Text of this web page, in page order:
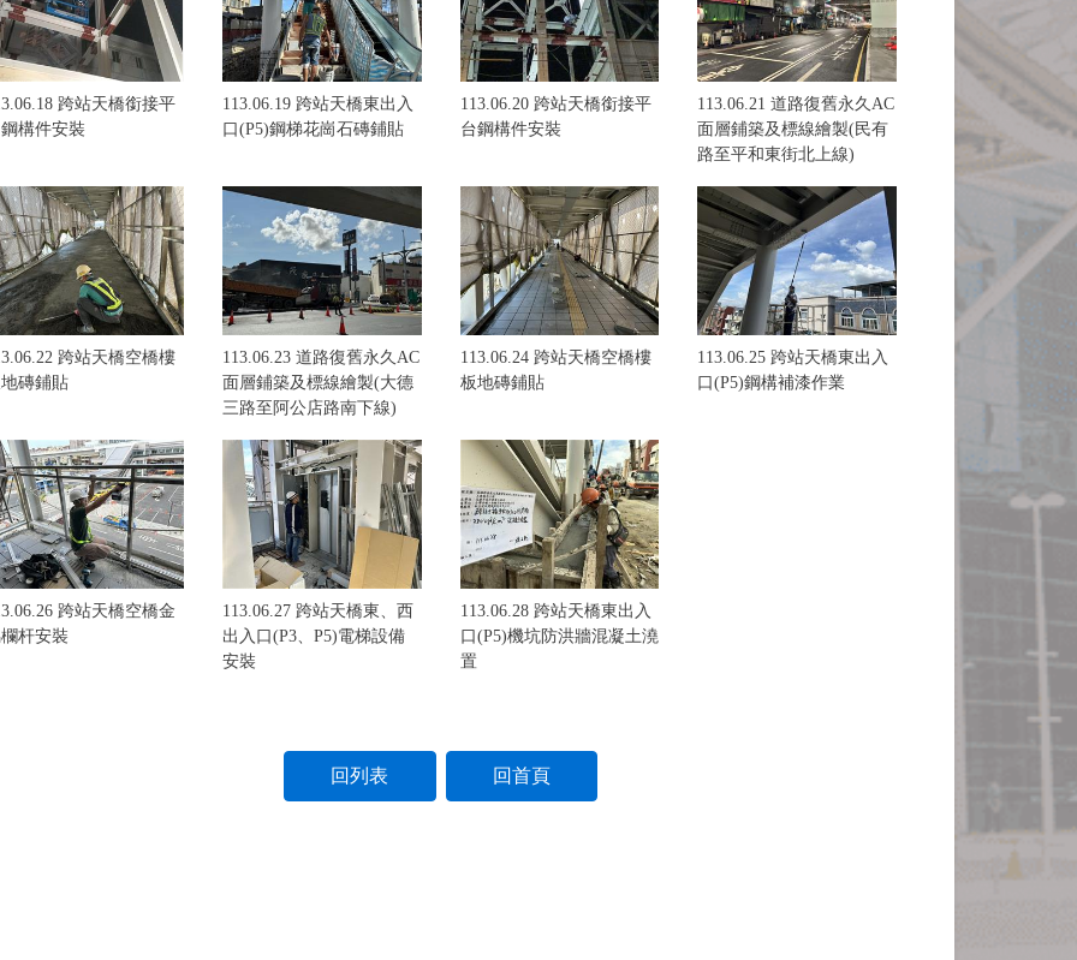
跨站天橋銜接平
構件安裝
113.06.19 跨站天橋東出入
口(P5)鋼梯花崗石磚鋪貼
113.06.20 跨站天橋銜接平
台鋼構件安裝
113.06.21 道路復舊永久AC
面層鋪築及標線繪製(民有
路至平和東街北上線)
跨站天橋空橋樓
磚鋪貼
113.06.23 道路復舊永久AC
面層鋪築及標線繪製(大德
三路至阿公店路南下線)
113.06.24 跨站天橋空橋樓
板地磚鋪貼
113.06.25 跨站天橋東出入
口(P5)鋼構補漆作業
跨站天橋空橋金
杆安裝
113.06.27 跨站天橋東、西
出入口(P3、P5)電梯設備
安裝
113.06.28 跨站天橋東出入
口(P5)機坑防洪牆混凝土澆
置
回列表 回首頁